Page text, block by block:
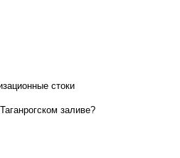
стоки
заливе?